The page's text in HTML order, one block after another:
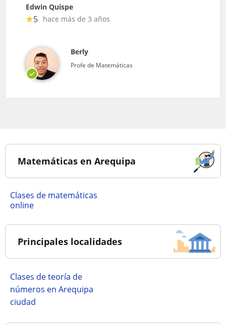
Edwin Quispe
5 hace más de 3 años
Berly
Profe de Matemáticas
Matemáticas en Arequipa
Clases de matemáticas
online
Principales localidades
Clases de teoría de
números en Arequipa
ciudad